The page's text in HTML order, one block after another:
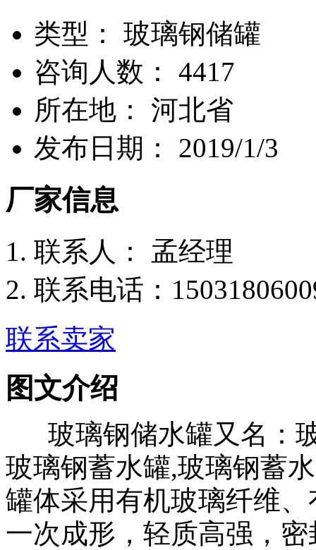
类型： 玻璃钢储罐
咨询人数： 4417
所在地： 河北省
发布日期： 2019/1/3
厂家信息
联系 人：
孟经理
联系电话：
联系卖家
图文介绍
玻璃钢储水罐又名：
玻璃钢蓄水罐,玻璃钢蓄
罐体采用有机玻璃纤维
一次成形，轻质高强，